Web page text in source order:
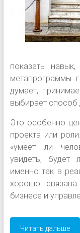
показать
метапрограммы
думает,
выбирает способ
Это особенно
проекта или
«умеет ли
увидеть, будет
именно так в
хорошо
бизнесе и
Читать дальше